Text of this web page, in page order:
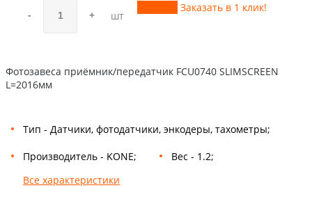
- + шт
Заказать в 1 клик!
Фотозавеса приёмник/передатчик FCU0740 SLIMSCREEN
L=2016мм
Тип - Датчики, фотодатчики, энкодеры, тахометры;
Производитель - KONE;
Вес - 1.2;
Все характеристики